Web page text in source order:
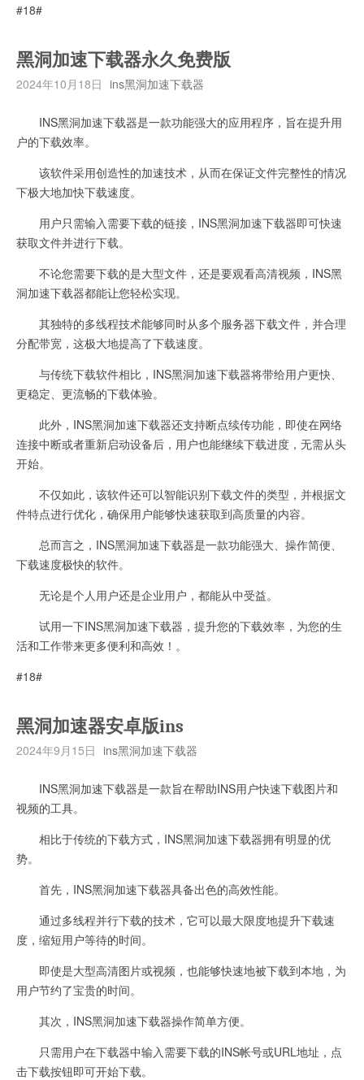
#18#
黑洞加速下载器永久免费版
2024年10月18日 ins黑洞加速下载器
INS黑洞加速下载器是一款功能强大的应用程序，旨在提升用
户的下载效率。
该软件采用创造性的加速技术，从而在保证文件完整性的情况
下极大地加快下载速度。
用户只需输入需要下载的链接，INS黑洞加速下载器即可快速
获取文件并进行下载。
不论您需要下载的是大型文件，还是要观看高清视频，INS黑
洞加速下载器都能让您轻松实现。
其独特的多线程技术能够同时从多个服务器下载文件，并合理
分配带宽，这极大地提高了下载速度。
与传统下载软件相比，INS黑洞加速下载器将带给用户更快、
更稳定、更流畅的下载体验。
此外，INS黑洞加速下载器还支持断点续传功能，即使在网络
连接中断或者重新启动设备后，用户也能继续下载进度，无需从头
开始。
不仅如此，该软件还可以智能识别下载文件的类型，并根据文
件特点进行优化，确保用户能够快速获取到高质量的内容。
总而言之，INS黑洞加速下载器是一款功能强大、操作简便、
下载速度极快的软件。
无论是个人用户还是企业用户，都能从中受益。
试用一下INS黑洞加速下载器，提升您的下载效率，为您的生
活和工作带来更多便利和高效！。
#18#
黑洞加速器安卓版ins
2024年9月15日 ins黑洞加速下载器
INS黑洞加速下载器是一款旨在帮助INS用户快速下载图片和
视频的工具。
相比于传统的下载方式，INS黑洞加速下载器拥有明显的优
势。
首先，INS黑洞加速下载器具备出色的高效性能。
通过多线程并行下载的技术，它可以最大限度地提升下载速
度，缩短用户等待的时间。
即使是大型高清图片或视频，也能够快速地被下载到本地，为
用户节约了宝贵的时间。
其次，INS黑洞加速下载器操作简单方便。
只需用户在下载器中输入需要下载的INS帐号或URL地址，点
击下载按钮即可开始下载。